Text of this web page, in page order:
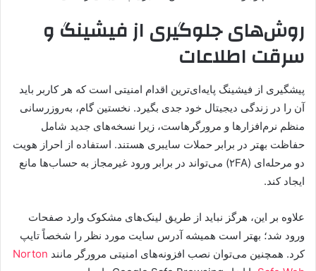
روش‌های جلوگیری از فیشینگ و
سرقت اطلاعات
پیشگیری از فیشینگ پایه‌ای‌ترین اقدام امنیتی است که هر کاربر باید
آن را در زندگی دیجیتال خود جدی بگیرد. نخستین گام، به‌روزرسانی
منظم نرم‌افزارها و مرورگرهاست، زیرا نسخه‌های جدید شامل
حفاظت بهتر در برابر حملات سایبری هستند. استفاده از احراز هویت
دو مرحله‌ای (۲FA) می‌تواند در برابر ورود غیرمجاز به حساب‌ها مانع
ایجاد کند.
علاوه بر این، هرگز نباید از طریق لینک‌های مشکوک وارد صفحات
ورود شد؛ بهتر است همیشه آدرس سایت مورد نظر را شخصاً تایپ
کرد. همچنین می‌توان نصب افزونه‌های امنیتی مرورگر مانند Norton